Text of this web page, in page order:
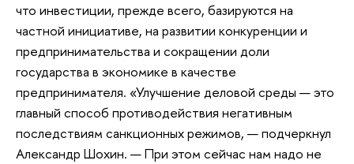
что инвестиции, прежде всего, базируются на
частной инициативе, на развитии конкуренции и
предпринимательства и сокращении доли
государства в экономике в качестве
предпринимателя. «Улучшение деловой среды — это
главный способ противодействия негативным
последствиям санкционных режимов, — подчеркнул
Александр Шохин. — При этом сейчас нам надо не